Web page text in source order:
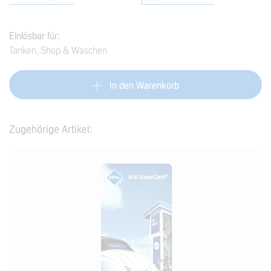
findest du imHilfe-Center
Einlösbar für:
Tanken, Shop & Waschen
In den Warenkorb
Zugehörige Artikel: